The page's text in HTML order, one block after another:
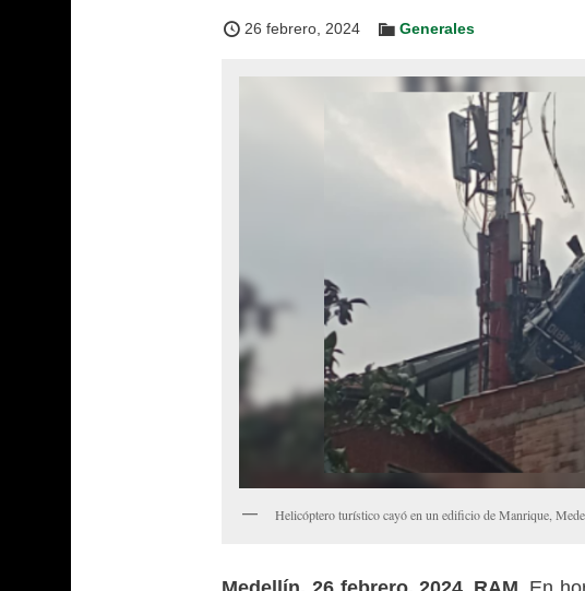
26 febrero, 2024 Generales
Helicóptero turístico cayó en un edificio de Manrique,